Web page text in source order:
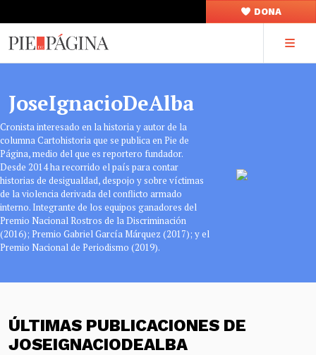
DONA
JoseIgnacioDeAlba
Cronista interesado en la historia y autor de la
columna Cartohistoria que se publica en Pie de
Página, medio del que es reportero fundador.
Desde 2014 ha recorrido el país para contar
historias de desigualdad, despojo y sobre víctimas
de la violencia derivada del conflicto armado
interno. Integrante de los equipos ganadores del
Premio Nacional Rostros de la Discriminación
(2016); Premio Gabriel García Márquez (2017); y el
Premio Nacional de Periodismo (2019).
ÚLTIMAS PUBLICACIONES DE
JOSEIGNACIODEALBA